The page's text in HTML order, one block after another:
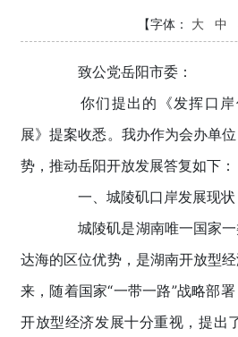
【字体： 大 中
致公党岳阳市委：
你们提出的《发挥口岸
展》提案收悉。我办作为会办单
势，推动岳阳开放发展答复如下：
一、城陵矶口岸发展现状
城陵矶是湖南唯一国家一
达海的区位优势，是湖南开放型
来，随着国家“一带一路”战略部
开放型经济发展十分重视，提出